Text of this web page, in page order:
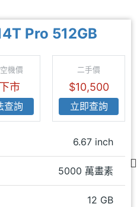
Pro 512GB
機價
市
查詢
二手價
$10,500
立即查詢
6.67 inch
5000 萬畫素
12 GB